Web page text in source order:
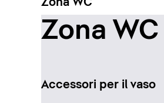
Zona WC
Zona WC
Accessori per il vaso